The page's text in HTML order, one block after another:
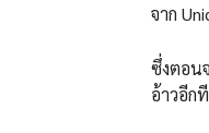
จาก
ซึ่งตอน
อ้าวอีก